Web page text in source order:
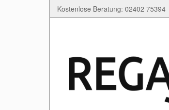
Kostenlose Beratung: 02402 75394